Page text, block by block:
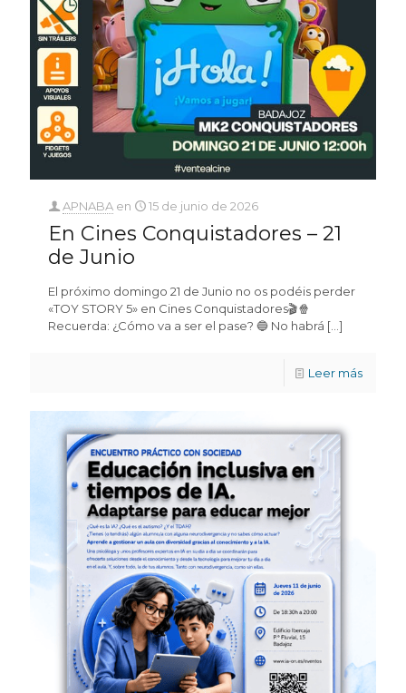
APNABA en 15 de junio de 2026
En Cines Conquistadores – 21
de Junio
El próximo domingo 21 de Junio no os podéis perder
«TOY STORY 5» en Cines Conquistadores🎬🍿
Recuerda: ¿Cómo va a ser el pase? 🔵 No habrá […]
Leer más